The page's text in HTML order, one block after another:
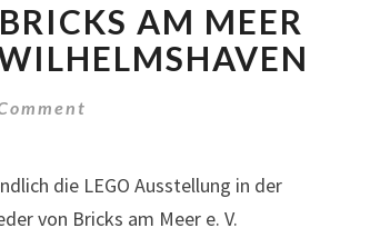
AM MEER
die LEGO Ausstellung in der
von Bricks am Meer e. V.